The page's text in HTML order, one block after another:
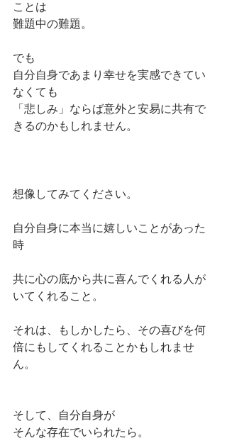
ことは
難題中の難題。
でも
自分自身であまり幸せを実感できてい
なくても
「悲しみ」ならば意外と安易に共有で
きるのかもしれません。
想像してみてください。
自分自身に本当に嬉しいことがあった
時
共に心の底から共に喜んでくれる人が
いてくれること。
それは、もしかしたら、その喜びを何
倍にもしてくれることかもしれませ
ん。
そして、自分自身が
そんな存在でいられたら。